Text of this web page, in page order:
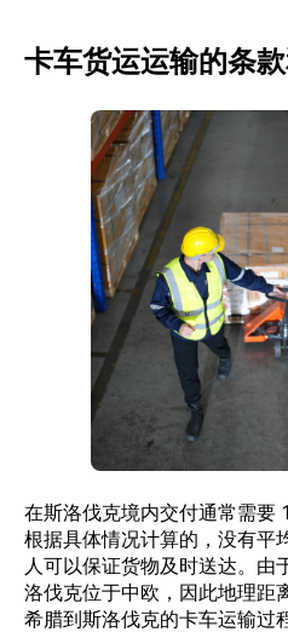
卡车货运运输的条
在斯洛伐克境内交付通常需要
根据具体情况计算的，没有平
人可以保证货物及时送达。由
洛伐克位于中欧，因此地理距
希腊到斯洛伐克的卡车运输过